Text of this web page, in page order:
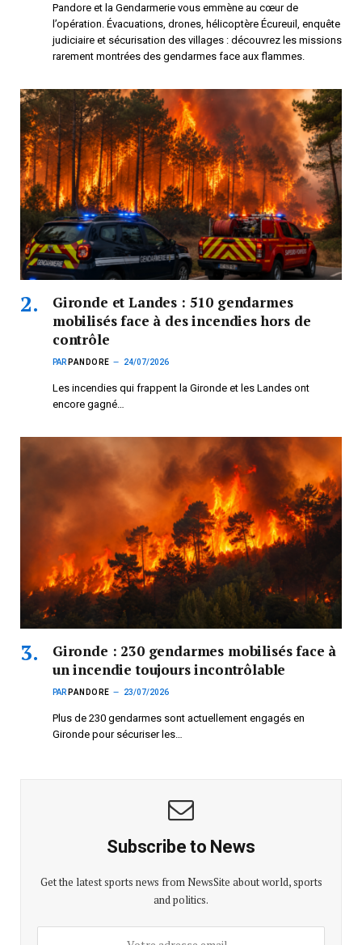
Pandore et la Gendarmerie vous emmène au cœur de
l’opération. Évacuations, drones, hélicoptère Écureuil, enquête
judiciaire et sécurisation des villages : découvrez les missions
rarement montrées des gendarmes face aux flammes.
Gironde et Landes : 510 gendarmes
mobilisés face à des incendies hors de
contrôle
PAR PANDORE 24/07/2026
Les incendies qui frappent la Gironde et les Landes ont
encore gagné…
Gironde : 230 gendarmes mobilisés face à
un incendie toujours incontrôlable
PAR PANDORE 23/07/2026
Plus de 230 gendarmes sont actuellement engagés en
Gironde pour sécuriser les…
Subscribe to News
Get the latest sports news from NewsSite about world, sports
and politics.